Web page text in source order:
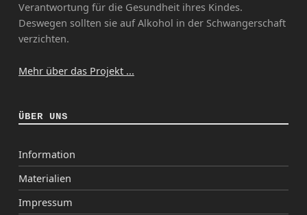
Verantwortung für die Gesundheit ihres Kindes.
Deswegen sollten sie auf Alkohol in der Schwangerschaft
verzichten.
Mehr über das Projekt ...
ÜBER UNS
Information
Materialien
Impressum